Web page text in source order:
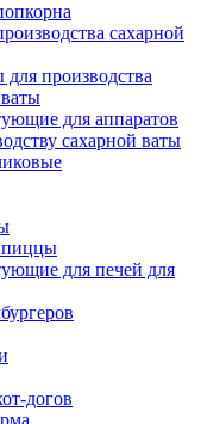
сахарной
производства
для аппаратов
сахарной ваты
пиццы
для печей для
догов